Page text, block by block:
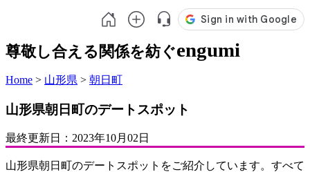
尊敬し合える関係を紡ぐengumi
Home > 山形県 > 朝日町
山形県朝日町のデートスポット
最終更新日： 2023年10月02日
山形県朝日町のデートスポットをご紹介しています。すべて